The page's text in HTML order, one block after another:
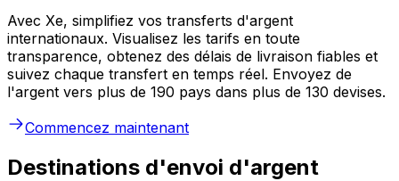
Avec Xe, simplifiez vos transferts d'argent
internationaux. Visualisez les tarifs en toute
transparence, obtenez des délais de livraison fiables et
suivez chaque transfert en temps réel. Envoyez de
l'argent vers plus de 190 pays dans plus de 130 devises.
Commencez maintenant
Destinations d'envoi d'argent